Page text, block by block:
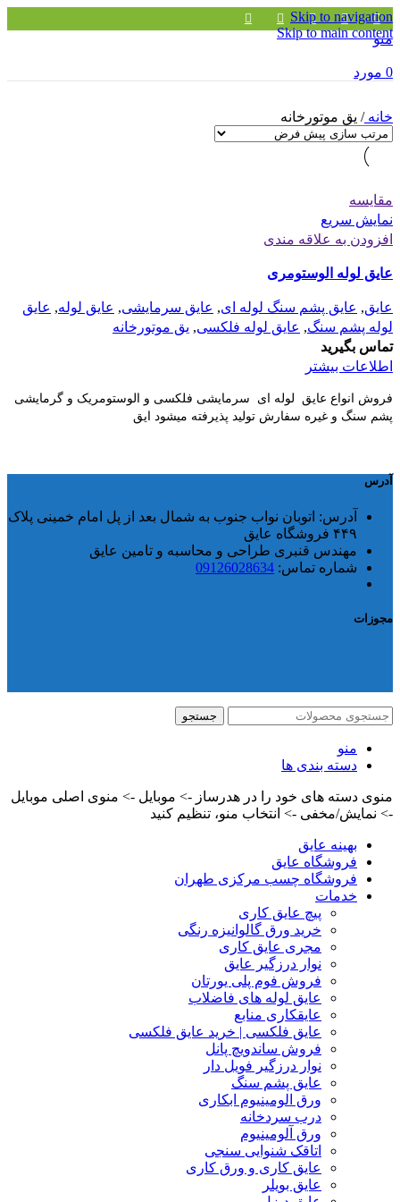
Skip to navigation
Skip to main content
منو
0 مورد
خانه/ یق موتورخانه
مقايسه
نمایش سریع
افزودن به علاقه مندی
عایق لوله الوستومری
عایق, عایق پشم سنگ لوله ای, عایق سرمایشی, عایق لوله, عایق
لوله پشم سنگ, عایق لوله فلکسی, یق موتورخانه
تماس بگیرید
اطلاعات بیشتر
فروش انواع عایق لوله ای سرمایشی فلکسی و الوستومریک و گرمایشی
پشم سنگ و غیره سفارش تولید پذیرفته میشود ایق
آدرس
آدرس: اتوبان نواب جنوب به شمال بعد از پل امام خمینی پلاک
۴۴۹ فروشگاه عایق
مهندس قنبری طراحی و محاسبه و تامین عایق
شماره تماس: 09126028634
مجوزات
جستجو
منو
دسته بندی ها
منوی دسته های خود را در هدرساز -> موبایل -> منوی اصلی موبایل
-> نمایش/مخفی -> انتخاب منو، تنظیم کنید
بهینه عایق
فروشگاه عایق
فروشگاه چسب مرکزی طهران
خدمات
پیچ عایق کاری
خرید ورق گالوانیزه رنگی
مجری عایق کاری
نوار درزگیر عایق
فروش فوم پلی یورتان
عایق لوله های فاضلاب
عایقکاری منابع
عایق فلکسی | خرید عایق فلکسی
فروش ساندویچ پانل
نوار درزگیر فویل دار
عایق پشم سنگ
ورق الومینیوم ابکاری
درب سردخانه
ورق آلومینیوم
اتاقک شنوایی سنجی
عایق کاری و ورق کاری
عایق بویلر